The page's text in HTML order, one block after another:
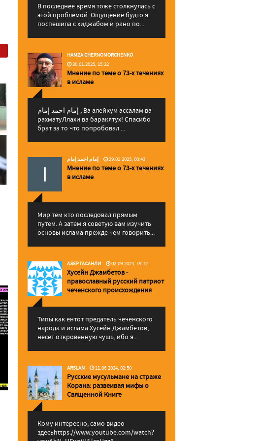
В последнее время тоже столкнулась с
этой проблемой. Ощущение будто я
поспешила с хиджабом и рано по...
HAMZA CHERNOMORCHENKO
30.01.2025, 15:22
Мнение по теме о 73-х течениях
в исламе
إمام احمد إمام , Ва алейкум ассалам ва
рахматуЛлахи ва баракятух! Спасибо
брат за то что попробовал ...
إمام احمد إمام 29.01.2025, 00:43
Мнение по теме о 73-х течениях
в исламе
Мир тем кто последовал прямым
путем. А затем я советую вам изучить
основы ислама прежде чем говорить...
АЗЕР ГАСАНЛИ 02.09.2024, 19:12
Хусейн Джамбетов -
православный русский патриот
чеченского происхождения
Типы как ентот предатель чеченского
народа и ислама Хусейн Джамбетов,
несет откровенную чушь, ибо я...
ARSLAN 11.06.2024, 02:50
Русские мусульмане на страже
Корана: pазвеивая мифы о
Священной Книге
Кому интересно, само видео
здесьhttps://www.youtube.com/watch?